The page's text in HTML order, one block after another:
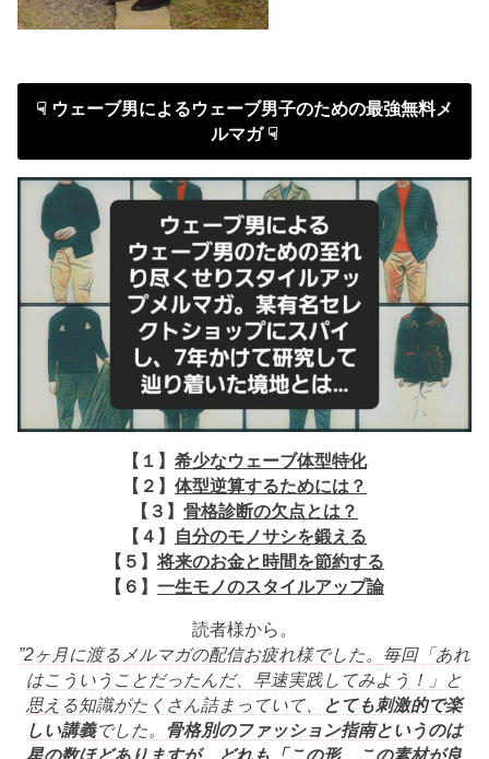
☟ ウェーブ男によるウェーブ男子のための最強無料メ
ルマガ ☟
【１】 希少なウェーブ体型特化
【２】 体型逆算するためには？
【３】 骨格診断の欠点とは？
【４】
自分のモノサシを鍛える
【５】将来のお金と時間を節約する
【６】 一生モノのスタイルアップ論
読者様から。
”2ヶ月に渡るメルマガの配信お疲れ様でした。 毎回「あれ
はこういうことだったんだ、早速実践してみよう！」
と
思える知識がたくさん詰まっていて、
とても刺激的で楽
しい講義でした。
骨格別のファッション指南というのは
星の数ほどありますが、
どれも「この形、この素材が良